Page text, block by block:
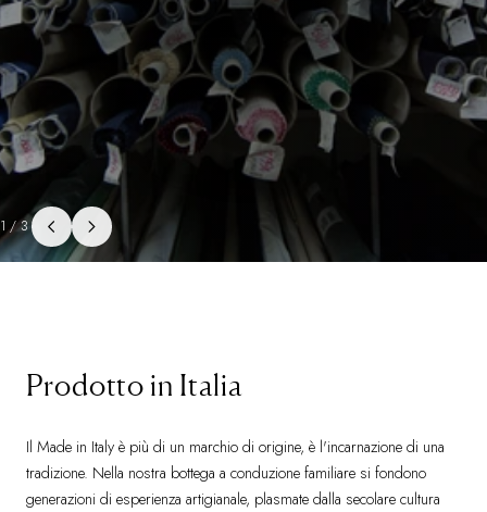
1/3
Prodotto in Italia
Il Made in Italy è più di un marchio di origine, è l'incarnazione di una
tradizione. Nella nostra bottega a conduzione familiare si fondono
generazioni di esperienza artigianale, plasmate dalla secolare cultura